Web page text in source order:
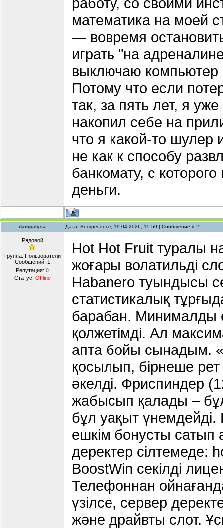
математика на моей
— вовремя
играть "на
выключаю компьютер
Потому что если
так, за пять лет, я
накопил себе на
что я какой-то шулер
не как к способу
банкомату, с
деньги.
dampalysa Дата: Воскресенье, 19.04.2026, 15:59 | Сообщение # 2
Рядовой
Группа: Пользователи
Сообщений: 1
Репутация: 0
Статус: Offline
Hot Hot Fruit туралы
жоғары волатильді
Habanero туындысы
статистикалық
барабан. Минималды
қолжетімді. Ал
апта бойы сынадым.
қосылып, бірнеше
әкелді. Фриспиндер
жабысып қалады –
бұл уақыт
ешкім бонусты
деректер сілтемеде:
BoostWin секілді
Телефоннан
үзілсе, сервер
және драйвты слот.